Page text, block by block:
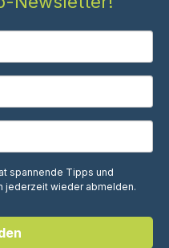
spannende Tipps und
jederzeit wieder abmelden.